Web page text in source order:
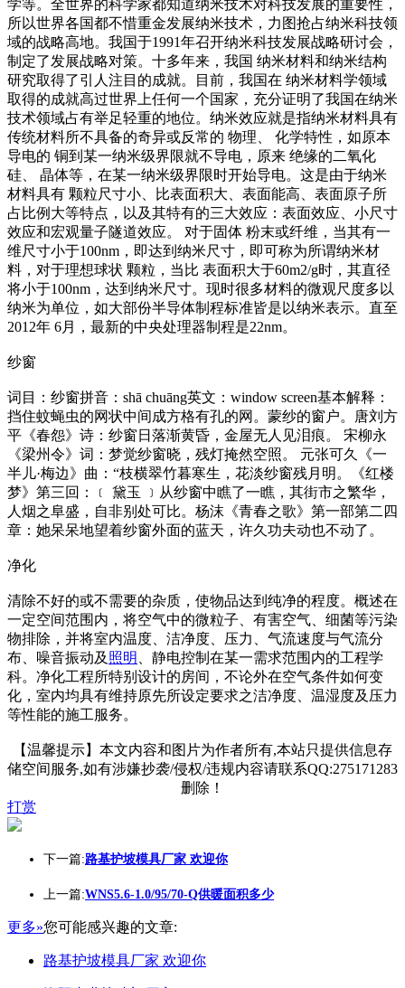
学等。全世界的科学家都知道纳米技术对科技发展的重要性，
所以世界各国都不惜重金发展纳米技术，力图抢占纳米科技领
域的战略高地。我国于1991年召开纳米科技发展战略研讨会，
制定了发展战略对策。十多年来，我国 纳米材料和纳米结构
研究取得了引人注目的成就。目前，我国在 纳米材料学领域
取得的成就高过世界上任何一个国家，充分证明了我国在纳米
技术领域占有举足轻重的地位。纳米效应就是指纳米材料具有
传统材料所不具备的奇异或反常的 物理、 化学特性，如原本
导电的 铜到某一纳米级界限就不导电，原来 绝缘的二氧化
硅、 晶体等，在某一纳米级界限时开始导电。这是由于纳米
材料具有 颗粒尺寸小、比表面积大、表面能高、表面原子所
占比例大等特点，以及其特有的三大效应：表面效应、小尺寸
效应和宏观量子隧道效应。 对于固体 粉末或纤维，当其有一
维尺寸小于100nm，即达到纳米尺寸，即可称为所谓纳米材
料，对于理想球状 颗粒，当比 表面积大于60m2/g时，其直径
将小于100nm，达到纳米尺寸。现时很多材料的微观尺度多以
纳米为单位，如大部份半导体制程标准皆是以纳米表示。直至
2012年 6月，最新的中央处理器制程是22nm。
纱窗
词目：纱窗拼音：shā chuāng英文：window screen基本解释：
挡住蚊蝇虫的网状中间成方格有孔的网。蒙纱的窗户。唐刘方
平《春怨》诗：纱窗日落渐黄昏，金屋无人见泪痕。 宋柳永
《梁州令》词：梦觉纱窗晓，残灯掩然空照。 元张可久《一
半儿·梅边》曲：“枝横翠竹暮寒生，花淡纱窗残月明。《红楼
梦》第三回：﹝ 黛玉 ﹞从纱窗中瞧了一瞧，其街市之繁华，
人烟之阜盛，自非别处可比。杨沫《青春之歌》第一部第二四
章：她呆呆地望着纱窗外面的蓝天，许久功夫动也不动了。
净化
清除不好的或不需要的杂质，使物品达到纯净的程度。概述在
一定空间范围内，将空气中的微粒子、有害空气、细菌等污染
物排除，并将室内温度、洁净度、压力、气流速度与气流分
布、噪音振动及 照明
、静电控制在某一需求范围内的工程学
科。净化工程所特别设计的房间，不论外在空气条件如何变
化，室内均具有维持原先所设定要求之洁净度、温湿度及压力
等性能的施工服务。
【温馨提示】本文内容和图片为作者所有,本站只提供信息存
储空间服务,如有涉嫌抄袭/侵权/违规内容请联系QQ:275171283
删除！
打赏
下一篇:路基护坡模具厂家 欢迎你
上一篇:WNS5.6-1.0/95/70-Q供暖面积多少
更多»您可能感兴趣的文章:
路基护坡模具厂家 欢迎你